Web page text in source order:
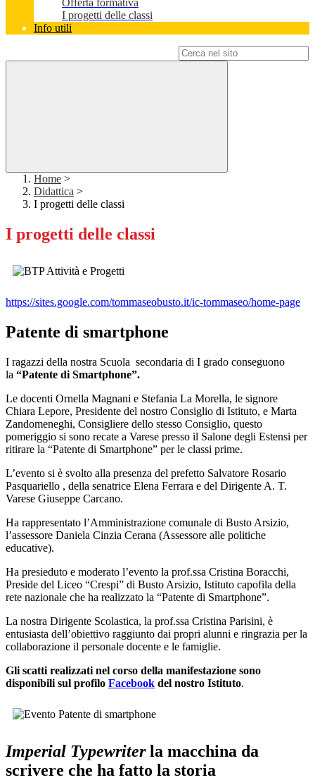
Offerta formativa
I progetti delle classi
Info utili
Home >
Didattica >
I progetti delle classi
I progetti delle classi
https://sites.google.com/tommaseobusto.it/ic-tommaseo/home-page
Patente di smartphone
I ragazzi della nostra Scuola secondaria di I grado conseguono
la “Patente di Smartphone”.
Le docenti Ornella Magnani e Stefania La Morella, le signore
Chiara Lepore, Presidente del nostro Consiglio di Istituto, e Marta
Zandomeneghi, Consigliere dello stesso Consiglio, questo
pomeriggio si sono recate a Varese presso il Salone degli Estensi per
ritirare la “Patente di Smartphone” per le classi prime.
L’evento si è svolto alla presenza del prefetto Salvatore Rosario
Pasquariello , della senatrice Elena Ferrara e del Dirigente A. T.
Varese Giuseppe Carcano.
Ha rappresentato l’Amministrazione comunale di Busto Arsizio,
l’assessore Daniela Cinzia Cerana (Assessore alle politiche
educative).
Ha presieduto e moderato l’evento la prof.ssa Cristina Boracchi,
Preside del Liceo “Crespi” di Busto Arsizio, Istituto capofila della
rete nazionale che ha realizzato la “Patente di Smartphone”.
La nostra Dirigente Scolastica, la prof.ssa Cristina Parisini, è
entusiasta dell’obiettivo raggiunto dai propri alunni e ringrazia per la
collaborazione il personale docente e le famiglie.
Gli scatti realizzati nel corso della manifestazione sono
disponibili sul profilo Facebook del nostro Istituto.
Imperial Typewriterla macchina da
scrivere che ha fatto la storia